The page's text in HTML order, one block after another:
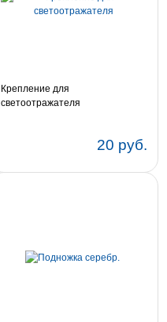
Крепление для
светоотражателя
20 руб.